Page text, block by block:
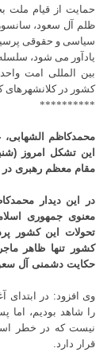
حمایت از قیام ملت
ظلم آل سعود،
سیاسی و حقوقی
یادآور می شود،
بین المللی امت
کشور در کلانشهرهای
**********
محمدکاظم
مقام معظم رهبری در
در این دیدار
معنوی جمهوری
تحولات این کشور
کشور تنها ظاهر
حکایت دشمنی آل
وی افزود: در
را شاهد بودیم،
نیست که در خطر
قرار دارد.